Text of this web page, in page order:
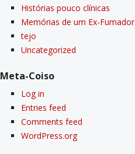
Histórias pouco clí­nicas
Memórias de um Ex-Fumador
tejo
Uncategorized
Meta-Coiso
Log in
Entries feed
Comments feed
WordPress.org